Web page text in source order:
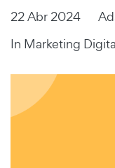
22 Abr 2024
In Marketing